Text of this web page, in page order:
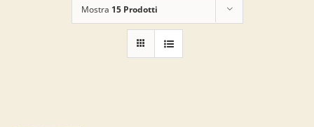
Mostra 15 Prodotti